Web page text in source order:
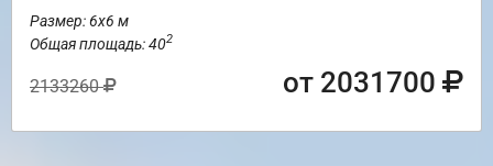
Размер: 6х6 м
Общая площадь: 402
2133260 от 2031700